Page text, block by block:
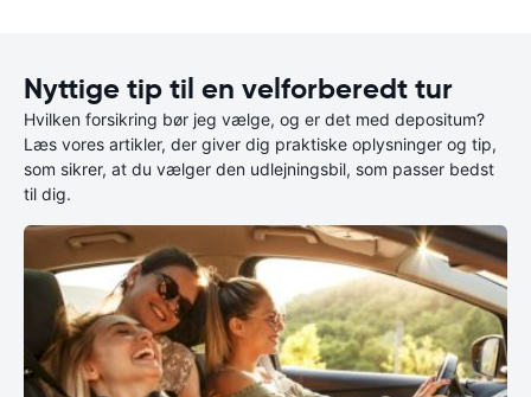
Nyttige tip til en velforberedt tur
Hvilken forsikring bør jeg vælge, og er det med depositum?
Læs vores artikler, der giver dig praktiske oplysninger og tip,
som sikrer, at du vælger den udlejningsbil, som passer bedst
til dig.